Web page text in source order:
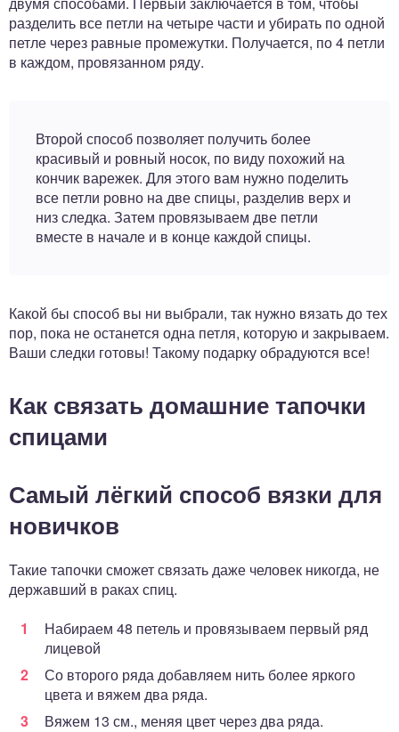
разделить все петли на четыре части и убирать по одной
петле через равные промежутки. Получается, по 4 петли
в каждом, провязанном ряду.
Второй способ позволяет получить более
красивый и ровный носок, по виду похожий на
кончик варежек. Для этого вам нужно поделить
все петли ровно на две спицы, разделив верх и
низ следка. Затем провязываем две петли
вместе в начале и в конце каждой спицы.
Какой бы способ вы ни выбрали, так нужно вязать до тех
пор, пока не останется одна петля, которую и закрываем.
Ваши следки готовы! Такому подарку обрадуются все!
Как связать домашние тапочки
спицами
Самый лёгкий способ вязки для
новичков
Такие тапочки сможет связать даже человек никогда, не
державший в раках спиц.
Набираем 48 петель и провязываем первый ряд
лицевой
Со второго ряда добавляем нить более яркого
цвета и вяжем два ряда.
Вяжем 13 см., меняя цвет через два ряда.